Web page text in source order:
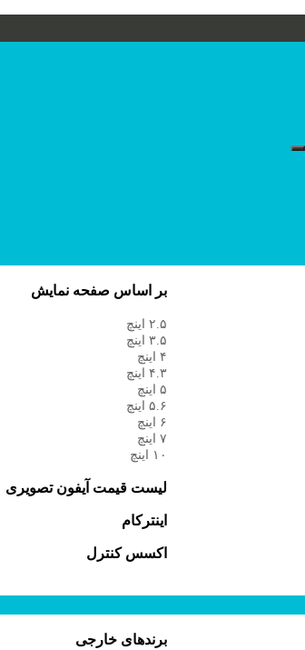
بر اساس صفحه نمایش
۲.۵ اینچ
۳.۵ اینچ
۴ اینچ
۴.۳ اینچ
۵ اینچ
۵.۶ اینچ
۶ اینچ
۷ اینچ
۱۰ اینچ
لیست قیمت آیفون تصویری
اینترکام
اکسس کنترل
برندهای خارجی